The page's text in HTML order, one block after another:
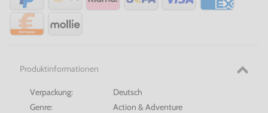
Produktinformationen
Verpackung:
Deutsch
Genre:
Action & Adventure